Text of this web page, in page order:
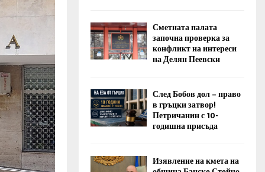
Сметната палата
започна проверка за
конфликт на интереси
на Делян Пеевски
След Бобов дол – право
в гръцки затвор!
Петричанин с 10-
годишна присъда
Изявление на кмета на